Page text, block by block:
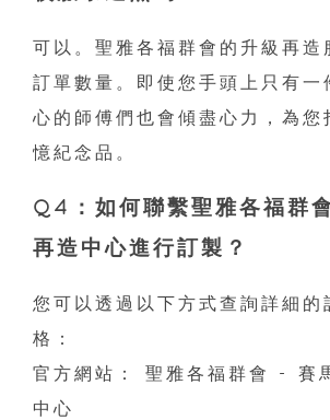
可以。聖雅各福群會的升級再造
訂單數量。即使您手頭上只有一
心的師傅們也會傾盡心力，為您
憶紀念品。
Q4：如何聯繫聖雅各福群
再造中心進行訂製？
您可以透過以下方式查詢詳細的
格：
官方網站： 聖雅各福群會 - 賽
中心